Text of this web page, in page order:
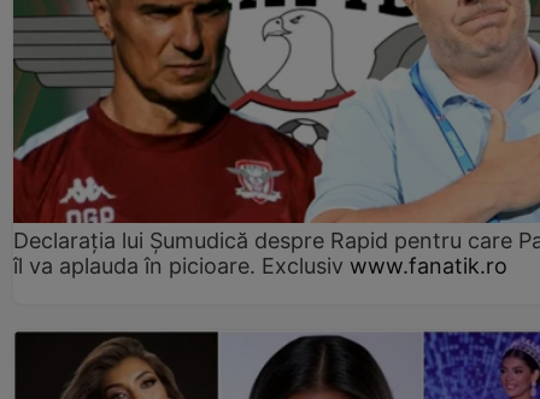
Declarația lui Șumudică despre Rapid pentru care
îl va aplauda în picioare. Exclusiv www.fanatik.ro